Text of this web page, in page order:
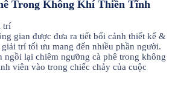
Trong Không Khí Thiền Tĩnh
trí
gian được đưa ra tiết bối cảnh thiết kế &
trí tối ưu mang đến nhiều phần người.
ngồi lại chiêm ngưỡng cà phê trong không
viên vào trong chiếc chảy của cuộc